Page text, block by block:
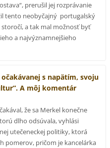
prerušil jej rozprávanie
tento neobyčajný portugalský
storočí, a tak mal možnosť byť
a najvýznamnejšieho
s napätím, svoju
A môj komentár
že sa Merkel konečne
dlho odsúvala, vyhlási
utečeneckej politiky, ktorá
pomerov, pričom je kancelárka